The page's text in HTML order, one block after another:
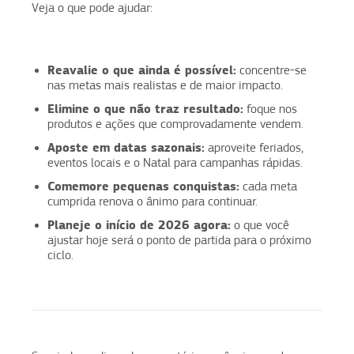
Veja o que pode ajudar:
Reavalie o que ainda é possível: concentre-se
nas metas mais realistas e de maior impacto.
Elimine o que não traz resultado: foque nos
produtos e ações que comprovadamente vendem.
Aposte em datas sazonais: aproveite feriados,
eventos locais e o Natal para campanhas rápidas.
Comemore pequenas conquistas: cada meta
cumprida renova o ânimo para continuar.
Planeje o início de 2026 agora: o que você
ajustar hoje será o ponto de partida para o próximo
ciclo.